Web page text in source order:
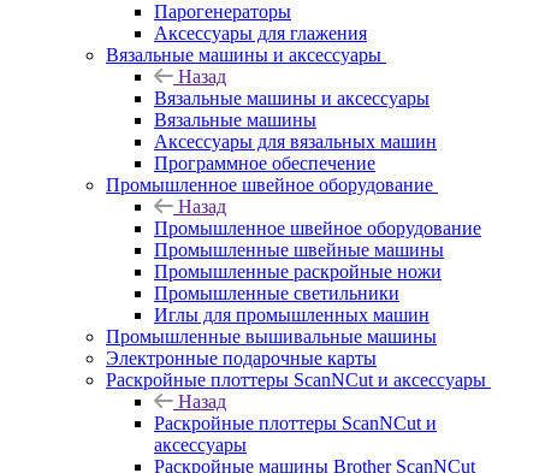
Парогенераторы
Аксессуары для глажения
Вязальные машины и аксессуары
Назад
Вязальные машины и аксессуары
Вязальные машины
Аксессуары для вязальных машин
Программное обеспечение
Промышленное швейное оборудование
Назад
Промышленное швейное оборудование
Промышленные швейные машины
Промышленные раскройные ножи
Промышленные светильники
Иглы для промышленных машин
Промышленные вышивальные машины
Электронные подарочные карты
Раскройные плоттеры ScanNCut и аксессуары
Назад
Раскройные плоттеры ScanNCut и
аксессуары
Раскройные машины Brother ScanNCut